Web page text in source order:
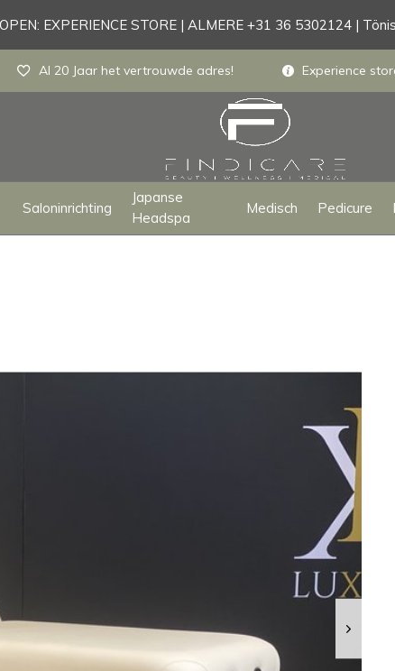
Saloninrichting
Japanse
Headspa
Medisch Pedicure
Al 20 Jaar het vertrouwde adres! Experience
EXPERIENCE STORE | ALMERE +31 36 5302124 |